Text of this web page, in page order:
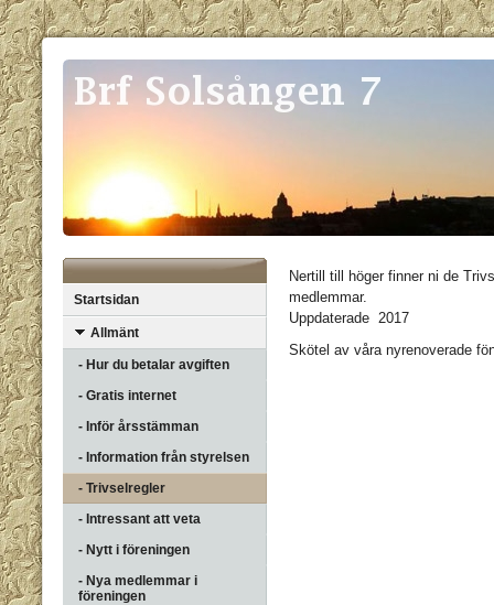
Startsidan
Allmänt
- Hur du betalar avgiften
- Gratis internet
- Inför årsstämman
- Information från styrelsen
- Trivselregler
- Intressant att veta
- Nytt i föreningen
- Nya medlemmar i
föreningen
Nertill till höger finner ni de
medlemmar.
Uppdaterade 2017
Skötel av våra nyrenoverade